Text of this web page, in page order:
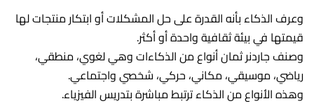
وعرف الذكاء بأنه القدرة على حل المشكلات أو ابتكار منتجات لها
قيمتها في بيئة ثقافية واحدة أو أكثر.
وصنف جاردنر ثمان أنواع من الذكاءات وهي لغوي، منطقي،
رياضي، موسيقي، مكاني، حركي، شخصي واجتماعي.
وهذه الأنواع من الذكاء ترتبط مباشرة بتدريس الفيزياء.